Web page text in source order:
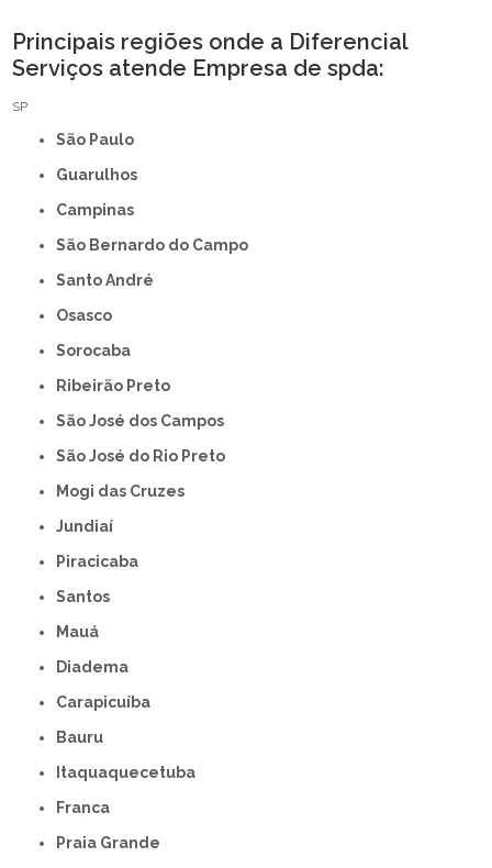
Principais regiões onde a Diferencial
Serviços atende Empresa de spda:
SP
São Paulo
Guarulhos
Campinas
São Bernardo do Campo
Santo André
Osasco
Sorocaba
Ribeirão Preto
São José dos Campos
São José do Rio Preto
Mogi das Cruzes
Jundiaí
Piracicaba
Santos
Mauá
Diadema
Carapicuíba
Bauru
Itaquaquecetuba
Franca
Praia Grande